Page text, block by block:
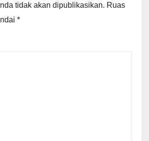
tidak akan dipublikasikan. Ruas
*